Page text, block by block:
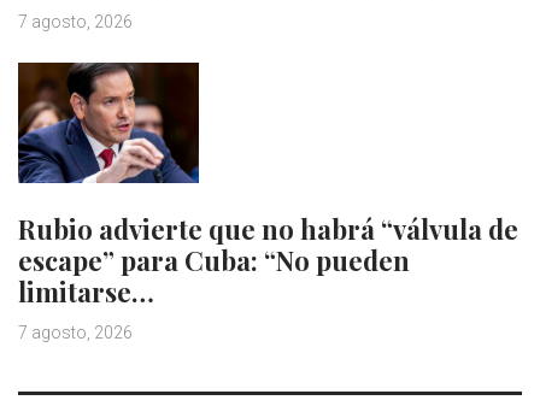
7 agosto, 2026
Rubio advierte que no habrá “válvula de
escape” para Cuba: “No pueden
limitarse…
7 agosto, 2026